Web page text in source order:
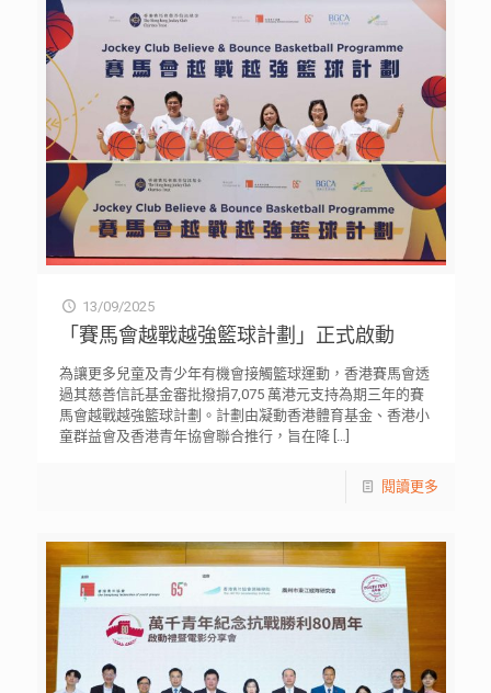
13/09/2025
「賽馬會越戰越強籃球計劃」正式啟動
為讓更多兒童及青少年有機會接觸籃球運動，香港賽馬會透
過其慈善信託基金審批撥捐7,075 萬港元支持為期三年的賽
馬會越戰越強籃球計劃。計劃由凝動香港體育基金、香港小
童群益會及香港青年協會聯合推行，旨在降[…]
閱讀更多